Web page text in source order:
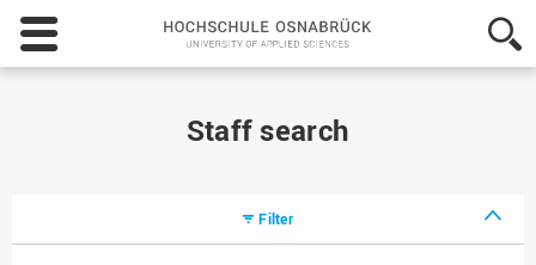
Hochschule
Osnabrück
-
Staff search
Filter